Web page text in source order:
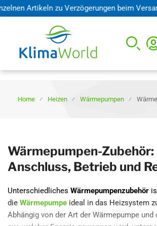
Verzögerungen beim Versand kommen.
Home Heizen Wärmepumpen
Wärmepumpen-Zubehör:
Anschluss, Betrieb und
Unterschiedliches Wärmepumpenzubehör
die Wärmepumpe ideal in das Heizsystem
Abhängig von der Art der Wärmepumpe und